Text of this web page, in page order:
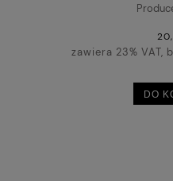
zawiera 23%
DO